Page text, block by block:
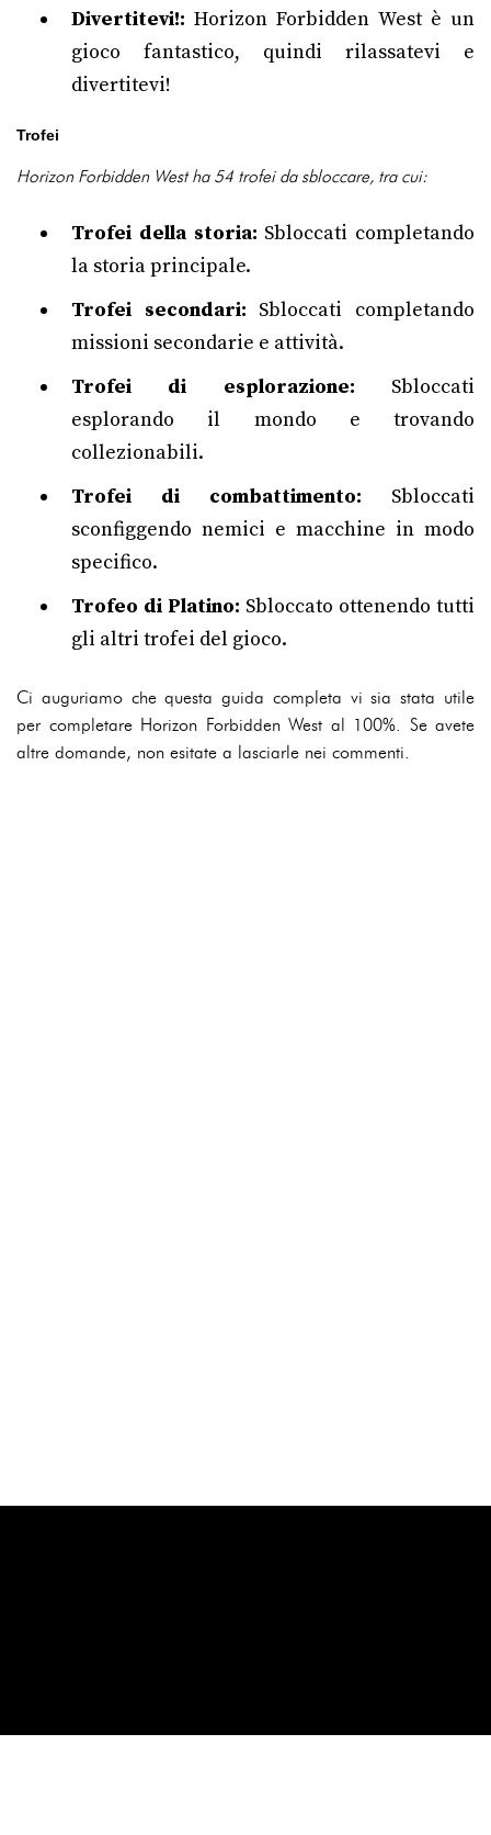
Divertitevi!: Horizon Forbidden West è un
gioco fantastico, quindi rilassatevi e
divertitevi!
Trofei
Horizon Forbidden West ha 54 trofei da sbloccare, tra cui:
Trofei della storia: Sbloccati completando
la storia principale.
Trofei secondari: Sbloccati completando
missioni secondarie e attività.
Trofei di esplorazione: Sbloccati
esplorando il mondo e trovando
collezionabili.
Trofei di combattimento: Sbloccati
sconfiggendo nemici e macchine in modo
specifico.
Trofeo di Platino: Sbloccato ottenendo tutti
gli altri trofei del gioco.
Ci auguriamo che questa guida completa vi sia stata utile
per completare Horizon Forbidden West al 100%. Se avete
altre domande, non esitate a lasciarle nei commenti.